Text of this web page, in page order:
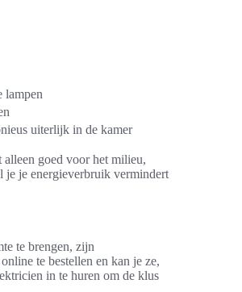
lampen
uiterlijk in de kamer
goed voor het milieu,
je je energieverbruik vermindert
te brengen, zijn
te bestellen en kan je ze,
in te huren om de klus